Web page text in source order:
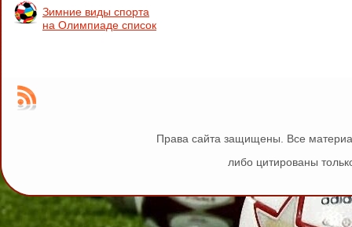
Зимние виды спорта
на Олимпиаде список
Права сайта защищены. Все
либо цитированы